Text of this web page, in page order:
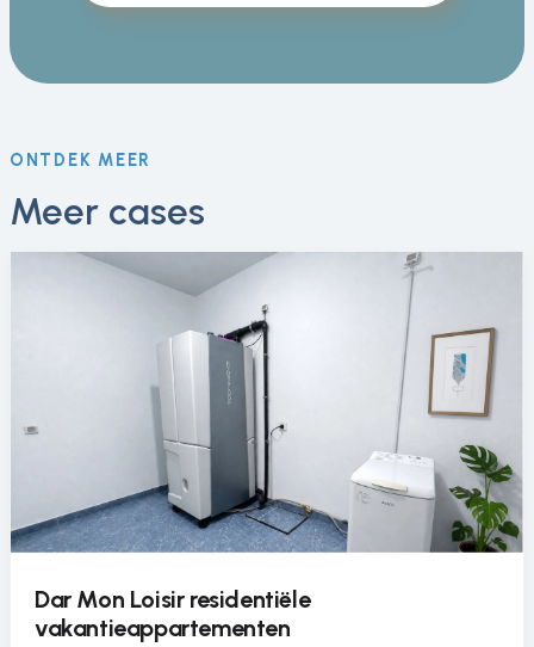
ONTDEK MEER
Meer cases
Dar Mon Loisir residentiële
vakantieappartementen